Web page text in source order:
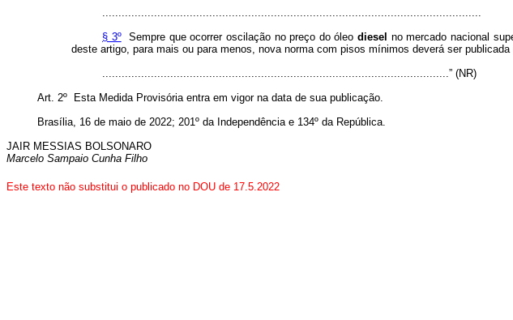
.....................................................................................................................
§ 3ºSempre que ocorrer oscilação no preço do óleodiesel no mercado nacional
deste artigo, para mais ou para menos, nova norma com pisos mínimos deverá ser
...........................................................................................................” (NR)
Art. 2º Esta Medida Provisória entra em vigor na data de sua publicação.
Brasília, 16 de maio de 2022; 201º da Independência e 134º da República.
JAIR MESSIAS BOLSONARO
Marcelo Sampaio Cunha Filho
Este texto não substitui o publicado no DOU de 17.5.2022